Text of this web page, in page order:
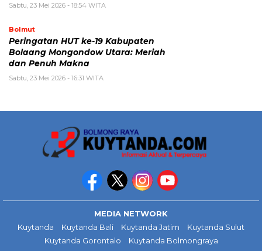
Sabtu, 23 Mei 2026 - 18:54 WITA
Bolmut
Peringatan HUT ke-19 Kabupaten
Bolaang Mongondow Utara: Meriah
dan Penuh Makna
Sabtu, 23 Mei 2026 - 16:31 WITA
MEDIA NETWORK
Kuytanda
Kuytanda Bali Kuytanda Jatim
Kuytanda Sulut
Kuytanda Gorontalo
Kuytanda Bolmongraya